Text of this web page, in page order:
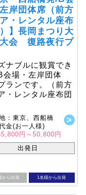
岸団体席（前方
・レンタル座布
】長岡まつり大
会 復路夜行プ
ナブルに観賞でき
会場・左岸団体
ランです。（前方
・レンタル座布団
：東京、西船橋
金(お一人様)
円～50,800円
出発日
から出発 1名様から出発